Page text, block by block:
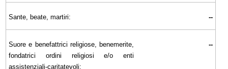
Sante, beate, martiri: --
Suore e benefattrici religiose, benemerite,
fondatrici ordini religiosi e/o enti
assistenziali-caritatevoli:
--